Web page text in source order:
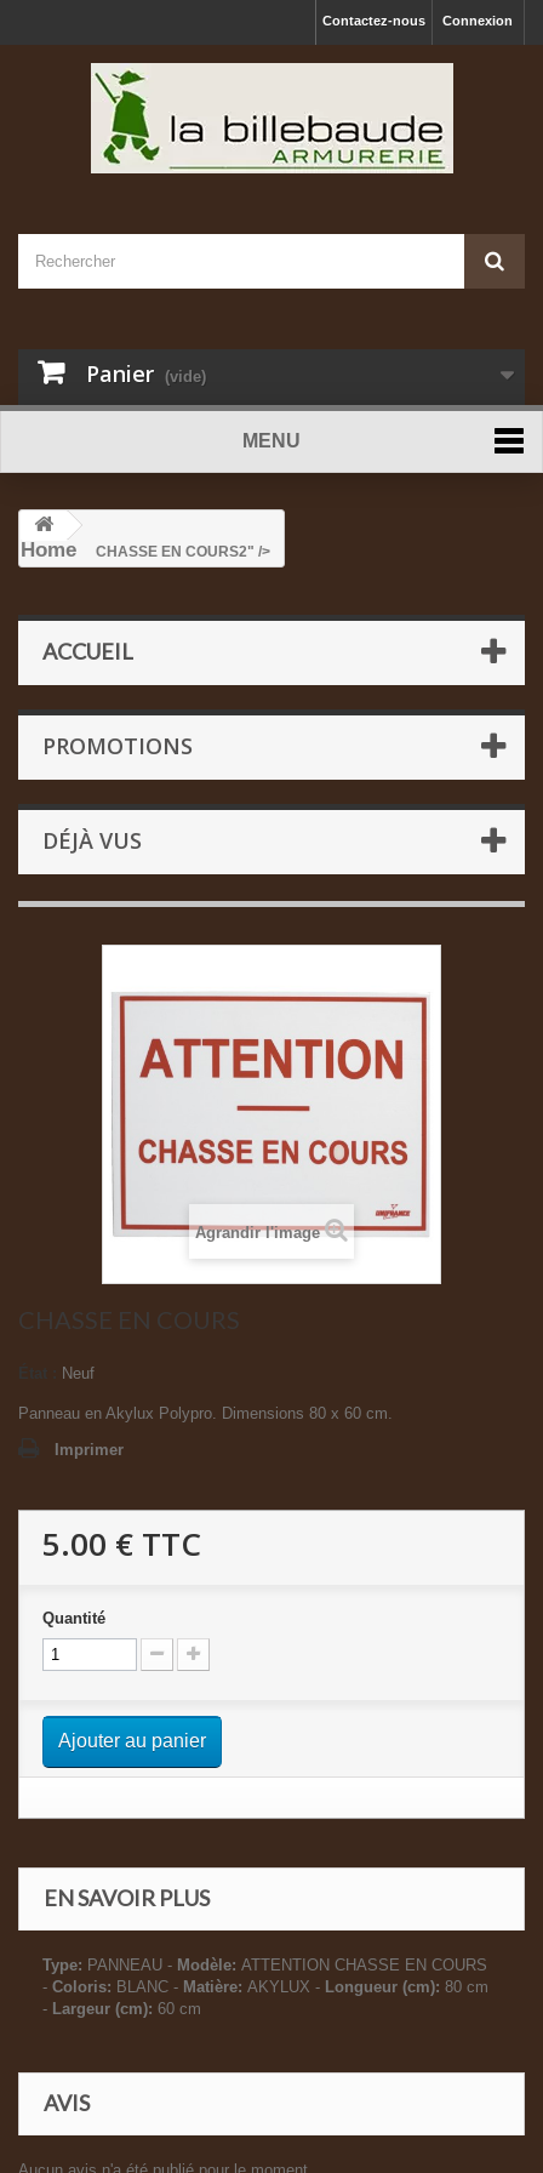
Connexion
Contactez-nous
Panier (vide)
MENU
Home CHASSE EN COURS2" />
ACCUEIL
PROMOTIONS
DÉJÀ VUS
Agrandir l'image
CHASSE EN COURS
Neuf
Panneau en Akylux Polypro. Dimensions 80 x 60 cm.
Imprimer
5.00 € TTC
Quantité
Ajouter au panier
EN SAVOIR PLUS
Type: PANNEAU - Modèle: ATTENTION CHASSE EN COURS
- Coloris: BLANC - Matière: AKYLUX - Longueur (cm): 80 cm
- Largeur (cm): 60 cm
AVIS